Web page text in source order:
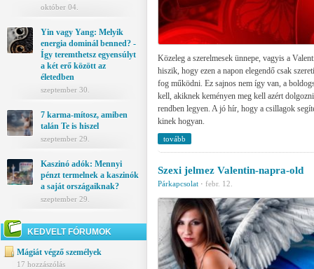
október 04.
Yin vagy Yang: Melyik
energia dominál benned? -
Így teremthetsz egyensúlyt
a két erő között az
életedben
szeptember 30.
7 karma-mítosz, amiben
talán Te is hiszel
szeptember 29.
Kaszinó adók: Mennyi
pénzt termelnek a kaszinók
a saját országaiknak?
szeptember 29.
KEDVELT FÓRUMOK
Mágiát végző személyek
17 hozzászólás
Közeleg a szerelmesek ünnepe, vagyis a
hiszik, hogy ezen a napon elegendő csak
fog működni. Ez sajnos nem így van, a
kell, akiknek keményen meg kell azért
rendben legyen. A jó hír, hogy a csillagok
kinek hogyan.
tovább
Szexi jelmez Valentin-napra-old
Párkapcsolat · febr. 12.